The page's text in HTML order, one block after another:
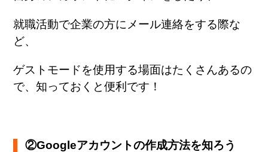
就職活動で企業の方にメール連絡をする際な
ど、
ゲストモードを使用する場面はたくさんあるの
で、知っておくと便利です！
②Googleアカウントの作成方法を知ろう